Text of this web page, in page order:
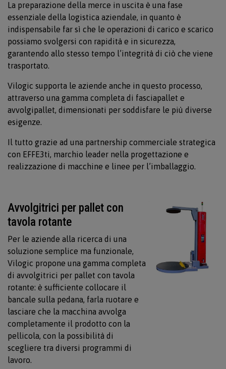
La preparazione della merce in uscita è una fase
essenziale della logistica aziendale, in quanto è
indispensabile far sì che le operazioni di carico e scarico
possiamo svolgersi con rapidità e in sicurezza,
garantendo allo stesso tempo l’integrità di ciò che viene
trasportato.
Vilogic supporta le aziende anche in questo processo,
attraverso una gamma completa di fasciapallet e
avvolgipallet, dimensionati per soddisfare le più diverse
esigenze.
Il tutto grazie ad una partnership commerciale strategica
con EFFE3ti, marchio leader nella progettazione e
realizzazione di macchine e linee per l’imballaggio.
Avvolgitrici per pallet con
tavola rotante
Per le aziende alla ricerca di una
soluzione semplice ma funzionale,
Vilogic propone una gamma completa
di avvolgitrici per pallet con tavola
rotante: è sufficiente collocare il
bancale sulla pedana, farla ruotare e
lasciare che la macchina avvolga
completamente il prodotto con la
pellicola, con la possibilità di
scegliere tra diversi programmi di
lavoro.